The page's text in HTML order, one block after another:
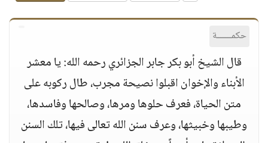
حكمــــــة
قال الشيخ أبو بكر جابر الجزائري رحمه الله: يا معشر
الأبناء والإخوان اقبلوا نصيحة مجرب، طال ركوبه على
متن الحياة، فعرف حلوها ومرها، وصالحها وفاسدها،
وطيبها وخبيثها، وعرف سنن الله تعالى فيها، تلك السنن